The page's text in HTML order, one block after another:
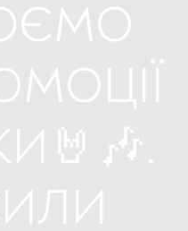
🤘🎶.